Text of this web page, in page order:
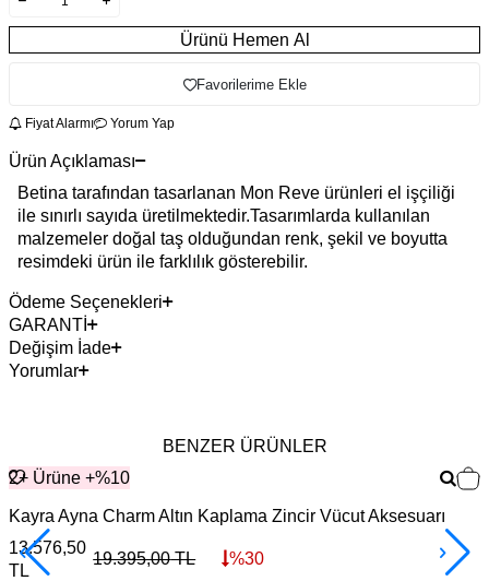
Ürünü Hemen Al
Favorilerime Ekle
Fiyat Alarmı Yorum Yap
Ürün Açıklaması
Betina tarafından tasarlanan Mon Reve ürünleri el işçiliği
ile sınırlı sayıda üretilmektedir.Tasarımlarda kullanılan
malzemeler doğal taş olduğundan renk, şekil ve boyutta
resimdeki ürün ile farklılık gösterebilir.
Ödeme Seçenekleri
GARANTİ
Değişim İade
Yorumlar
BENZER ÜRÜNLER
2+ Ürüne +%10
Kayra Ayna Charm Altın Kaplama Zincir Vücut Aksesuarı
13.576,50
TL
19.395,00TL %30